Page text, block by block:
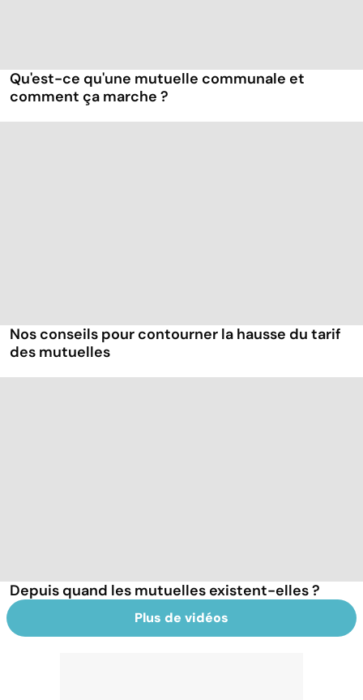
Qu'est-ce qu'une mutuelle communale et
comment ça marche ?
Nos conseils pour contourner la hausse du tarif
des mutuelles
Depuis quand les mutuelles existent-elles ?
Plus de vidéos